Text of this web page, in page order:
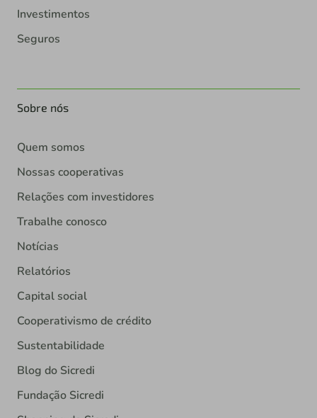
Investimentos
Seguros
Sobre nós
Quem somos
Nossas cooperativas
Relações com investidores
Trabalhe conosco
Notícias
Relatórios
Capital social
Cooperativismo de crédito
Sustentabilidade
Blog do Sicredi
Fundação Sicredi